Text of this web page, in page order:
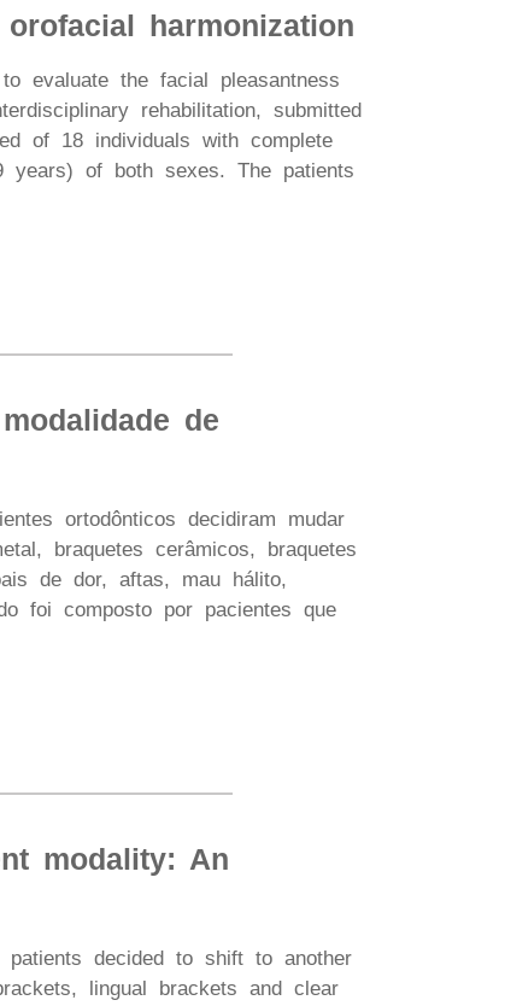
harmonization
evaluate the facial pleasantness
rehabilitation, submitted
of 18 individuals with complete
years) of both sexes. The patients
de
ortodônticos decidiram mudar
braquetes cerâmicos, braquetes
de dor, aftas, mau hálito,
foi composto por pacientes que
modality: An
decided to shift to another
lingual brackets and clear